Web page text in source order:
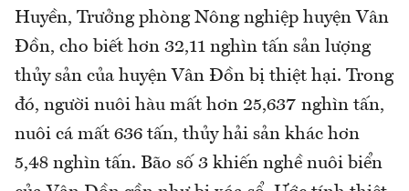
Huyền, Trưởng phòng Nông nghiệp huyện Vân
Đồn, cho biết hơn 32,11 nghìn tấn sản lượng
thủy sản của huyện Vân Đồn bị thiệt hại. Trong
đó, người nuôi hàu mất hơn 25,637 nghìn tấn,
nuôi cá mất 636 tấn, thủy hải sản khác hơn
5,48 nghìn tấn. Bão số 3 khiến nghề nuôi biển